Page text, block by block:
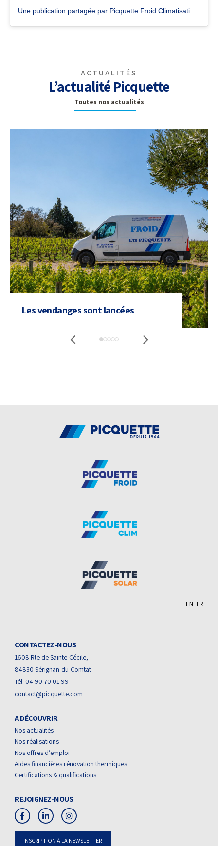
ACTUALITÉS
L’actualité Picquette
Toutes nos actualités
Les vendanges sont lancées
EN FR
CONTACTEZ-NOUS
1608 Rte de Sainte-Cécile,
84830 Sérignan-du-Comtat
Tél. 04 90 70 01 99
contact@picquette.com
A DÉCOUVRIR
Nos actualités
Nos réalisations
Nos offres d’emploi
Aides financières rénovation thermiques
Certifications & qualifications
REJOIGNEZ-NOUS
INSCRIPTION À LA NEWSLETTER